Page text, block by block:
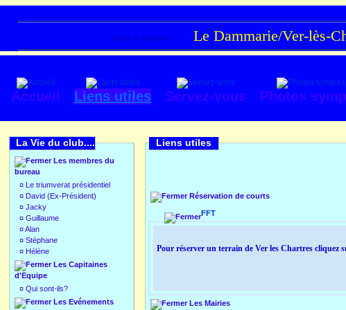
Texte à méditer : Le Dammarie/Ver-lès-
Accueil Liens utiles Servez-vous Photos
La Vie du club....
Les membres du
bureau
¤ Le triumverat présidentiel
¤ David (Ex-Président)
¤ Jacky
¤ Guillaume
¤Alan
¤ Stéphane
¤ Hélène
Les Capitaines
d'Equipe
¤ Qui sont-ils?
Les Evénements
Liens utiles
Réservation de courts
FFT
Pour réserver un terrain de Ver les Chartres cliquez
Les Mairies